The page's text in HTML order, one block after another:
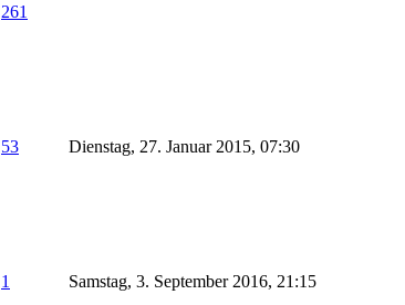
261
53 Dienstag, 27. Januar 2015, 07:30
1 Samstag, 3. September 2016, 21:15